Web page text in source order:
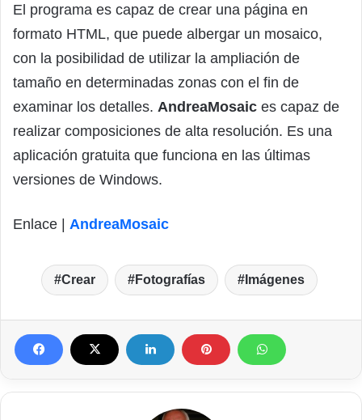
El programa es capaz de crear una página en
formato HTML, que puede albergar un mosaico,
con la posibilidad de utilizar la ampliación de
tamaño en determinadas zonas con el fin de
examinar los detalles. AndreaMosaic es capaz de
realizar composiciones de alta resolución. Es una
aplicación gratuita que funciona en las últimas
versiones de Windows.
Enlace | AndreaMosaic
Crear Fotografías Imágenes